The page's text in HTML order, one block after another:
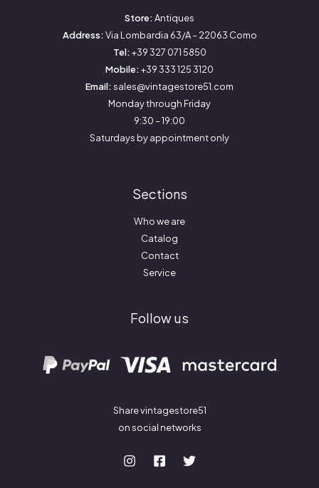
Store:Antiques
Address:Via Lombardia 63/A – 22063 Como
Tel:+39 327 071 5850
Mobile:+39 333 125 3120
Email:sales@vintagestore51.com
Monday through Friday
9:30 – 19:00
Saturdays by appointment only
Sections
Who we are
Catalog
Contact
Service
Follow us
Share vintagestore51
on social networks